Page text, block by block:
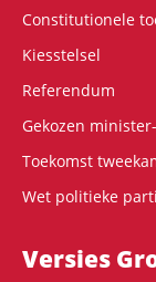
Constitutionele
Kiesstelsel
Referendum
Gekozen
Toekomst
Wet politieke
Versies